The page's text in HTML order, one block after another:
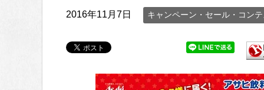
2016年11月7日 キャンペーン・セール・コン